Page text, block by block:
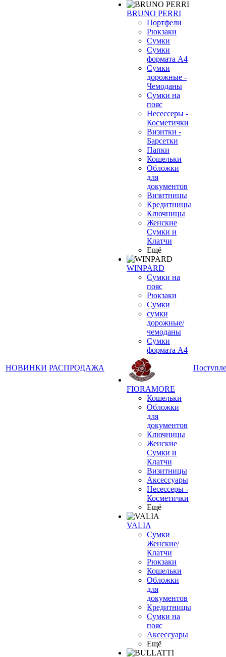
НОВИНКИ РАСПРОДАЖА
BRUNO PERRI
Портфели
Рюкзаки
Сумки
Сумки
формата А4
Сумки
дорожные -
Чемоданы
Сумки на
пояс
Несессеры -
Косметички
Визитки -
Барсетки
Папки
Кошельки
Обложки
для
документов
Визитницы
Кредитницы
Ключницы
Женские
Сумки и
Клатчи
Ещё
WINPARD
Сумки на
пояс
Рюкзаки
Сумки
сумки
дорожные/
чемоданы
Сумки
формата А4
FIORAMORE
Кошельки
Обложки
для
документов
Ключницы
Женские
Сумки и
Клатчи
Визитницы
Аксессуары
Несессеры -
Косметички
Ещё
VALIA
Сумки
Женские/
Клатчи
Рюкзаки
Кошельки
Обложки
для
документов
Кредитницы
Сумки на
пояс
Аксессуары
Ещё